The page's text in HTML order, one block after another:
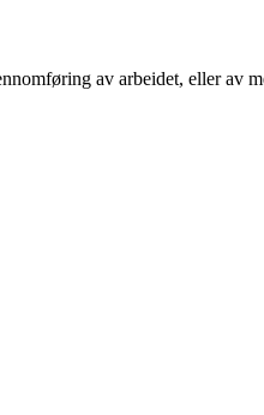
av arbeidet, eller av